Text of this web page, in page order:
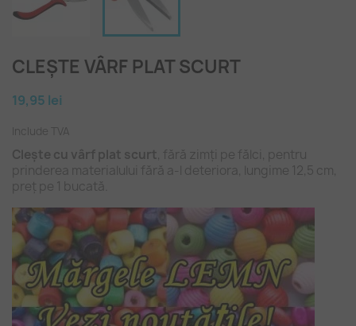
CLEȘTE VÂRF PLAT SCURT
19,95 lei
Include TVA
Clește cu vârf plat scurt, fără zimți pe fălci, pentru
prinderea materialului fără a-l deteriora, lungime 12,5 cm,
preț pe 1 bucată.